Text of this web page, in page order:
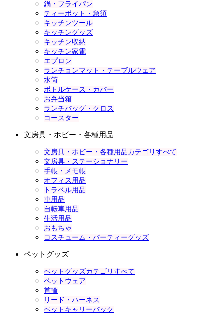
鍋・フライパン
ティーポット・急須
キッチンツール
キッチングッズ
キッチン収納
キッチン家電
エプロン
ランチョンマット・テーブルウェア
水筒
ボトルケース・カバー
お弁当箱
ランチバッグ・クロス
コースター
文房具・ホビー・各種用品
文房具・ホビー・各種用品カテゴリすべて
文房具・ステーショナリー
手帳・メモ帳
オフィス用品
トラベル用品
車用品
自転車用品
生活用品
おもちゃ
コスチューム・パーティーグッズ
ペットグッズ
ペットグッズカテゴリすべて
ペットウェア
首輪
リード・ハーネス
ペットキャリーバック